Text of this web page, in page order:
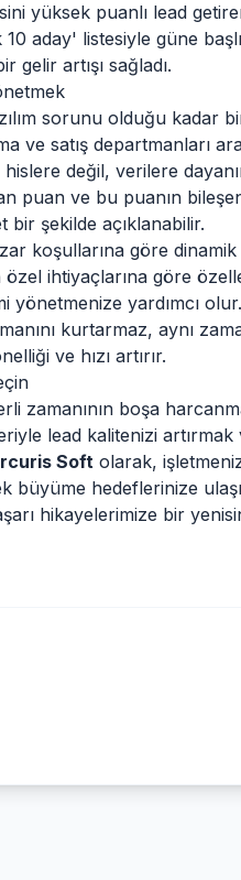
yüksek puanlı lead
10 aday' listesiyle güne
gelir artışı sağladı.
sorunu olduğu kadar
ve satış departmanları
hislere değil, verilere
puan ve bu puanın
bir şekilde açıklanabilir.
koşullarına göre
özel ihtiyaçlarına göre
yardımcı
kurtarmaz, aynı
ve hızı artırır.
zamanının boşa
lead kalitenizi
Soft olarak,
büyüme hedeflerinize
hikayelerimize bir